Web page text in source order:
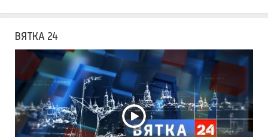
ВЯТКА 24